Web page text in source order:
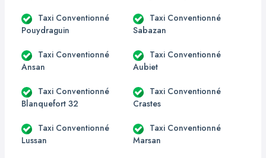
Taxi Conventionné
Pouydraguin
Taxi Conventionné
Sabazan
Taxi Conventionné
Ansan
Taxi Conventionné
Aubiet
Taxi Conventionné
Blanquefort 32
Taxi Conventionné
Crastes
Taxi Conventionné
Lussan
Taxi Conventionné
Marsan